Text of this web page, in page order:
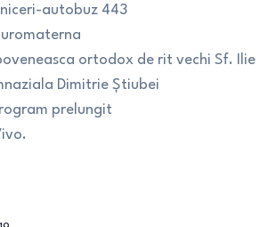
autobuz 443
ortodox de rit vechi Sf. Ilie
Dimitrie Ştiubei
prelungit